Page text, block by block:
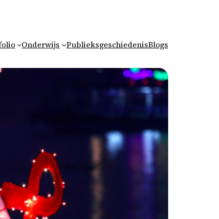
Onderwijs PublieksgeschiedenisBlogs